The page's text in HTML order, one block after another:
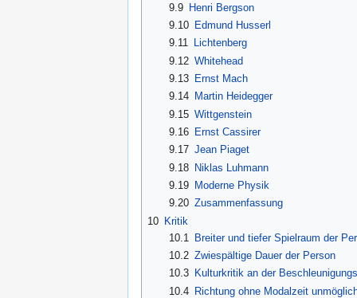
9.9
Henri Bergson
9.10
Edmund Husserl
9.11
Lichtenberg
9.12 Whitehead
9.13
Ernst Mach
9.14
Martin Heidegger
9.15 Wittgenstein
9.16
Ernst Cassirer
9.17 Jean Piaget
9.18
Niklas Luhmann
9.19
Moderne Physik
9.20 Zusammenfassung
10 Kritik
10.1
Breiter und tiefer Spielraum der
10.2 Zwiespältige Dauer der Person
10.3
Kulturkritik an der
10.4
Richtung ohne Modalzeit